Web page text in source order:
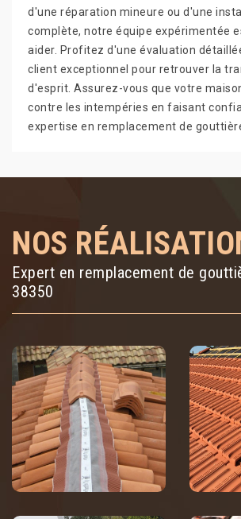
d'une réparation mineure ou d'une
complète, notre équipe expérimentée
aider. Profitez d'une évaluation
client exceptionnel pour retrouver la
d'esprit. Assurez-vous que votre
contre les intempéries en faisant
expertise en remplacement de
NOS
Expert en remplacement de
38350